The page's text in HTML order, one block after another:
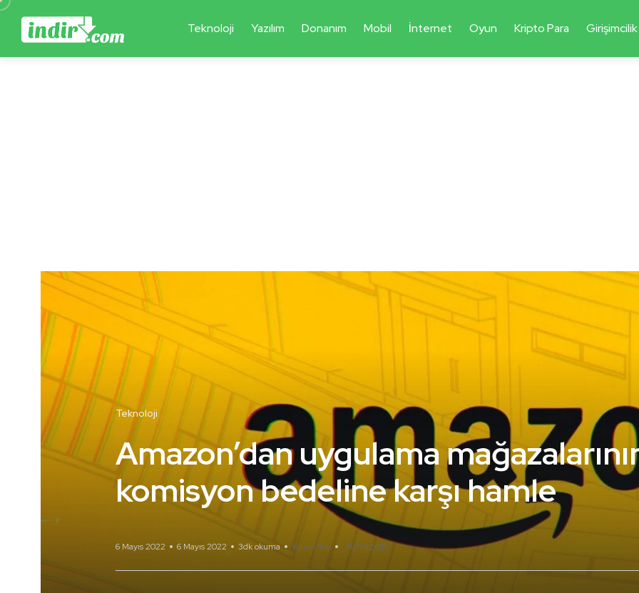
Teknoloji Yazılım Donanım Mobil İnternet Oyun Kripto Para Girişimcilik
Teknoloji
Amazon’dan uygulama
komisyon bedeline karşı hamle
6 Mayıs 2022 6 Mayıs 2022 3dk okuma Yorum Yok Amazon